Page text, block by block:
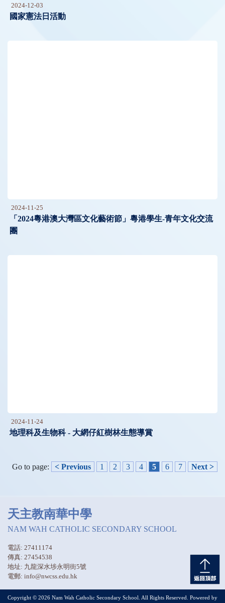
2024-12-03
國家憲法日活動
2024-11-25
「2024粵港澳大灣區文化藝術節」粵港學生-青年文化交流
團
2024-11-24
地理科及生物科 - 大網仔紅樹林生態導賞
Go to page: < Previous 1 2 3 4 5 6 7 Next >
天主教南華中學
NAM WAH CATHOLIC SECONDARY SCHOOL
電話: 27411174
傳真: 27454538
地址: 九龍深水埗永明街5號
電郵: info@nwcss.edu.hk
Copyright © 2026 Nam Wah Catholic Secondary School. All Rights Reserved. Powered by